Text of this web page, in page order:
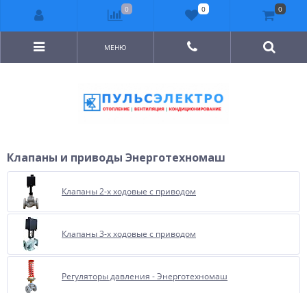
МЕНЮ
Клапаны и приводы Энерготехномаш
Клапаны 2-х ходовые с приводом
Клапаны 3-х ходовые с приводом
Регуляторы давления - Энерготехномаш
0 0 0